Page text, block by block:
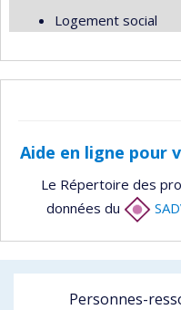
Logement social
Aide en ligne pour
Le Répertoire des
données du
Personnes-